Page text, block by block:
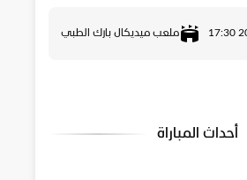
ملعب ميديكال بارك الطبي
أحداث المباراة